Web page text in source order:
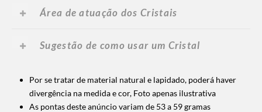
Área de atuação dos Cristais
Sugestão de como usar um Cristal
Por se tratar de material natural e lapidado, poderá haver
divergência na medida e cor, Foto apenas ilustrativa
As pontas deste anúncio variam de 53 a 59 gramas